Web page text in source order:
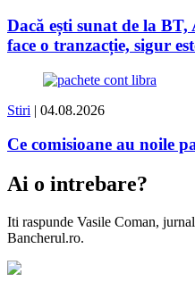
Dacă ești sunat de la
face o tranzacție, sigur
Stiri | 04.08.2026
Ce comisioane au noile
Ai o intrebare?
Iti raspunde Vasile Coman,
Bancherul.ro.